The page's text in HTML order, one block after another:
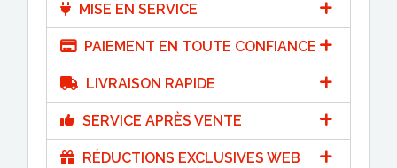
MISE EN SERVICE
PAIEMENT EN TOUTE CONFIANCE
LIVRAISON RAPIDE
SERVICE APRÈS VENTE
RÉDUCTIONS EXCLUSIVES WEB